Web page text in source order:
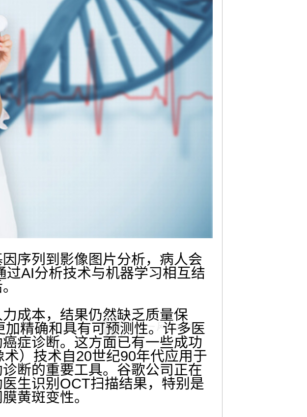
序列到影像图片分析，病人会
过AI分析技术与机器学习相互结
成本，结果仍然缺乏质量保
精确和具有可预测性。 许多医
症诊断。这方面已有一些成功
）技术自20世纪90年代应用于
断的重要工具。谷歌公司正在
生识别OCT扫描结果，特别是
黄斑变性。